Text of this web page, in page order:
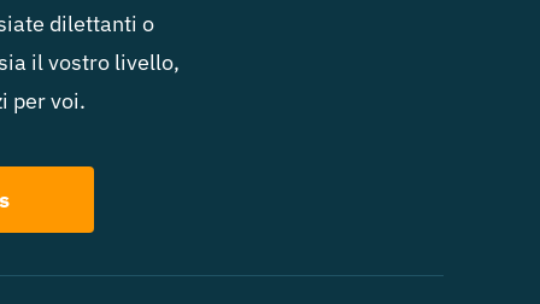
dilettanti o
il vostro livello,
per voi.